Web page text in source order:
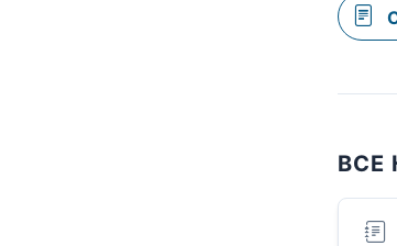
ВСЕ